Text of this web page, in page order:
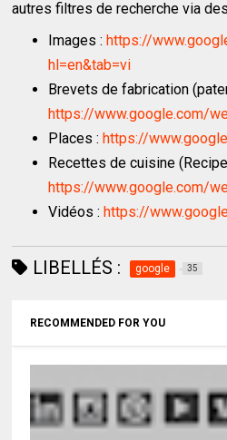
autres filtres de recherche via
Images :https://
hl=en&tab=vi
Brevets de fabrication
https://www.google.com/
Places :https://
Recettes de cuisine
https://www.google.com/
Vidéos :https://
LIBELLÉS : google 35
RECOMMENDED FOR YOU